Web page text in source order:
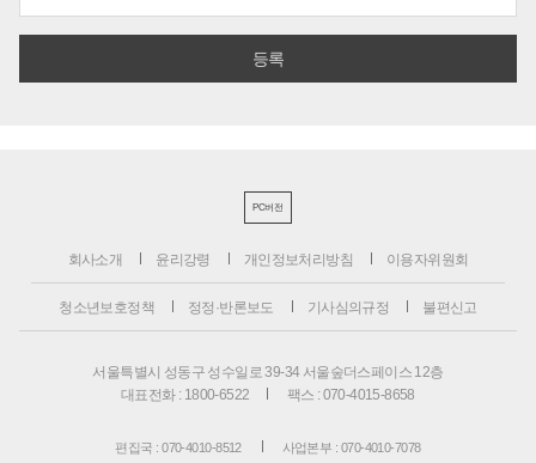
PC버전
회사소개 윤리강령 개인정보처리방침 이용자위원회
청소년보호정책 정정·반론보도 기사심의규정 불편신고
서울특별시 성동구 성수일로 39-34 서울숲더스페이스 12층
대표전화 : 1800-6522
팩스 : 070-4015-8658
편집국 : 070-4010-8512 사업본부 : 070-4010-7078